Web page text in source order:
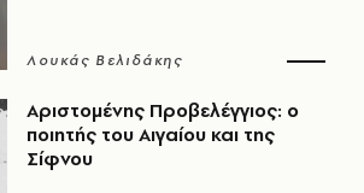
Λουκάς Βελιδάκης
Αριστομένης Προβελέγγιος: ο
ποιητής του Αιγαίου και της
Σίφνου